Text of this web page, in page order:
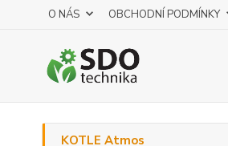
O NÁS OBCHODNÍ PODMÍNKY
KOTLE Atmos